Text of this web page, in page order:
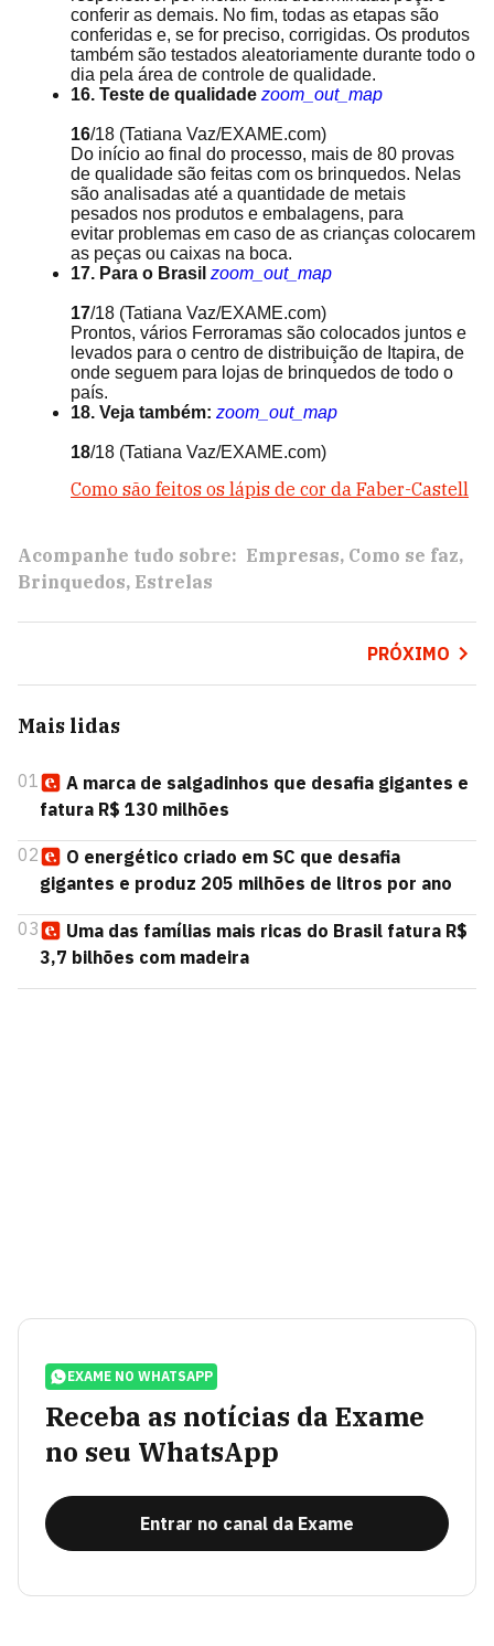
conferir as demais. No fim, todas as etapas são
conferidas e, se for preciso, corrigidas. Os produtos
também são testados aleatoriamente durante todo o
dia pela área de controle de qualidade.
16. Teste de qualidade zoom_out_map
16/18 (Tatiana Vaz/EXAME.com)
Do início ao final do processo, mais de 80 provas
de qualidade são feitas com os brinquedos. Nelas
são analisadas até a quantidade de metais
pesados nos produtos e embalagens, para
evitar problemas em caso de as crianças colocarem
as peças ou caixas na boca.
17. Para o Brasil zoom_out_map
17/18 (Tatiana Vaz/EXAME.com)
Prontos, vários Ferroramas são colocados juntos e
levados para o centro de distribuição de Itapira, de
onde seguem para lojas de brinquedos de todo o
país.
18. Veja também: zoom_out_map
18/18 (Tatiana Vaz/EXAME.com)
Como são feitos os lápis de cor da Faber-Castell
Acompanhe tudo sobre: Empresas Como se faz
Brinquedos Estrelas
PRÓXIMO
Mais lidas
01
A marca de salgadinhos que desafia gigantes e
fatura R$ 130 milhões
02
O energético criado em SC que desafia
gigantes e produz 205 milhões de litros por ano
03
Uma das famílias mais ricas do Brasil fatura R$
3,7 bilhões com madeira
EXAME NO WHATSAPP
Receba as notícias da Exame
no seu WhatsApp
Entrar no canal da Exame